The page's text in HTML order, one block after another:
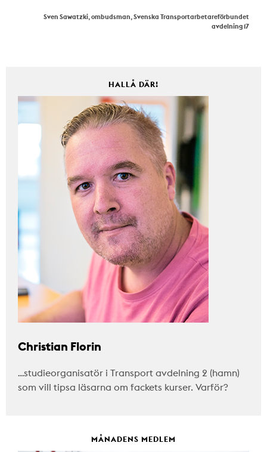
Sven Sawatzki, ombudsman, Svenska Transportarbetareförbundet
avdelning 17
HALLÅ DÄR!
Christian Florin
…studieorganisatör i Transport avdelning 2 (hamn)
som vill tipsa läsarna om fackets kurser. Varför?
MÅNADENS MEDLEM